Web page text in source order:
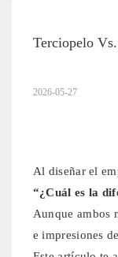
Terciopelo
2026-05-27
Al diseñar el
“¿Cuál es la
Aunque ambos
e impresiones